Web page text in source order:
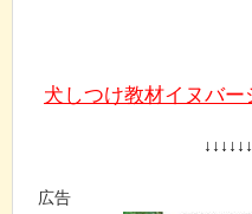
犬しつけ教材イヌバ
広告